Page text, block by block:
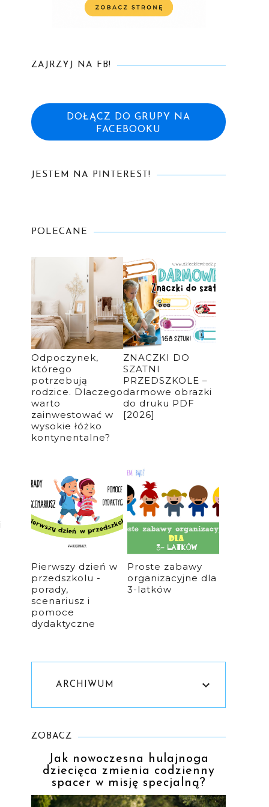
ZAJRZYJ NA FB!
DOŁĄCZ DO GRUPY NA
FACEBOOKU
JESTEM NA PINTEREST!
POLECANE
Odpoczynek,
którego
potrzebują
rodzice. Dlaczego
warto
zainwestować w
wysokie łóżko
kontynentalne?
ZNACZKI DO
SZATNI
PRZEDSZKOLE –
darmowe obrazki
do druku PDF
[2026]
Pierwszy dzień w
przedszkolu -
porady,
scenariusz i
pomoce
dydaktyczne
Proste zabawy
organizacyjne dla
3-latków
ARCHIWUM
ZOBACZ
Jak nowoczesna hulajnoga
dziecięca zmienia codzienny
spacer w misję specjalną?